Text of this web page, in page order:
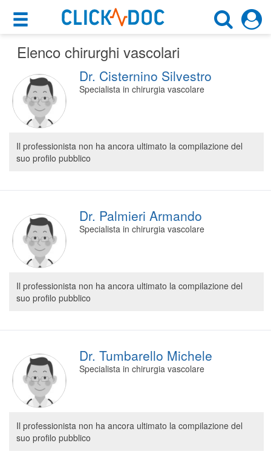
×
Motore di ricerca
×
Cerca uno specialista
Chirurgo Vascolare
Cosa possiamo offrirti
Per i pazienti
Prenota una visita
Ricerca specialisti
Consulti online
Per gli specialisti
Prenotazioni online
Planner e rubrica in cloud
Segreteria virtuale
Elenco chirurghi vascolari
Dr. Cisternino Silvestro
Specialista in chirurgia vascolare
Il professionista non ha ancora ultimato la compilazione del
suo profilo pubblico
Dr. Palmieri Armando
Specialista in chirurgia vascolare
Il professionista non ha ancora ultimato la compilazione del
suo profilo pubblico
Dr. Tumbarello Michele
Specialista in chirurgia vascolare
Il professionista non ha ancora ultimato la compilazione del
suo profilo pubblico